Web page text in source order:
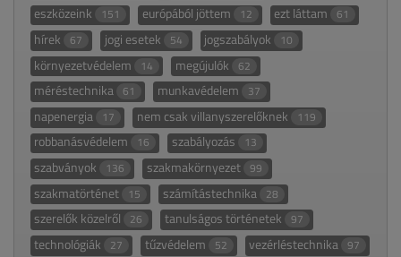
eszközeink 151 európából jöttem 12 ezt láttam 61
hírek 67 jogi esetek 54 jogszabályok 10
környezetvédelem 14 megújulók 62
méréstechnika 61 munkavédelem 37
napenergia 17 nem csak villanyszerelőknek 119
robbanásvédelem 16 szabályozás 13
szabványok 136 szakmakörnyezet 99
szakmatörténet 15 számítástechnika 28
szerelők közelről 26 tanulságos történetek 97
technológiák 27 tűzvédelem 52 vezérléstechnika 97